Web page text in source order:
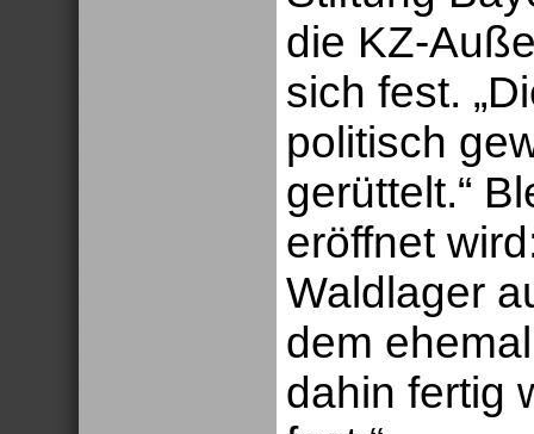
die KZ-
sich fest.
politisch
gerüttelt.“
eröffnet
Waldlager
dem
dahin fertig